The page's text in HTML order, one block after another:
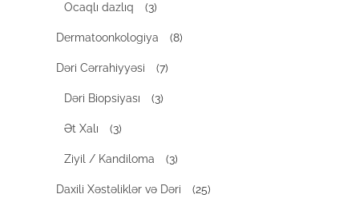
Ocaqlı dazlıq (3)
Dermatoonkologiya (8)
Dəri Cərrahiyyəsi (7)
Dəri Biopsiyası (3)
Ət Xalı (3)
Ziyil / Kandiloma (3)
Daxili Xəstəliklər və Dəri (25)